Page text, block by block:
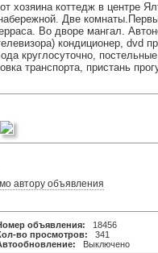
хозяина коттедж в центре
Две
Во дворе мангал.
кондиционер, dvd
круглосуточно,
транспорта, пристань
автору объявления
объявления: 18456
во просмотров: 341
Выключено